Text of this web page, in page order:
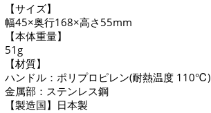
【サイズ】
幅45×奥行168×高さ55mm
【本体重量】
51g
【材質】
ハンドル：ポリプロピレン(耐熱温度 110℃)
金属部：ステンレス鋼
【製造国】日本製